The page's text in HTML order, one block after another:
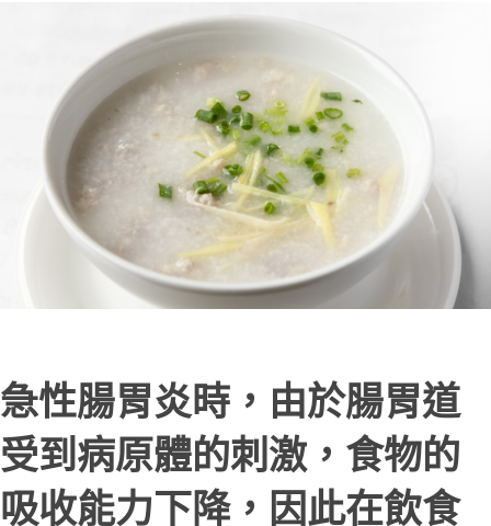
急性腸胃炎時，由於腸胃道
受到病原體的刺激，食物的
吸收能力下降，因此在飲食